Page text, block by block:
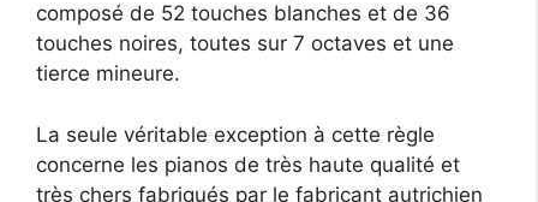
composé de 52 touches blanches et de 36
touches noires, toutes sur 7 octaves et une
tierce mineure.
La seule véritable exception à cette règle
concerne les pianos de très haute qualité et
très chers fabriqués par le fabricant autrichien